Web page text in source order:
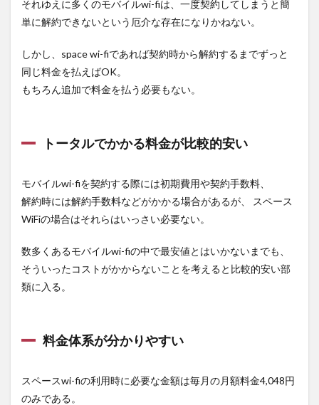
それゆえに多くのモバイルwi-fiは、一度契約してしまうと簡
単に解約できないという厄介な存在になりかねない。
しかし、space wi-fiであれば契約時から解約するまでずっと
同じ料金を払えばOK。
もちろん追加で料金を払う必要もない。
トータルでかかる料金が比較的安い
モバイルwi-fiを契約する際には初期費用や契約手数料、
解約時には解約手数料などがかかる場合があるが、 スペース
WiFiの場合はそれらはいっさい必要ない。
数多くあるモバイルwi-fiの中で最安値とはいかないまでも、
そういったコストがかからないことを考えると比較的安い部
類に入る。
料金体系が分かりやすい
スペースwi-fiの利用時に必要な金額は毎月の月額料金4,048円
のみである。